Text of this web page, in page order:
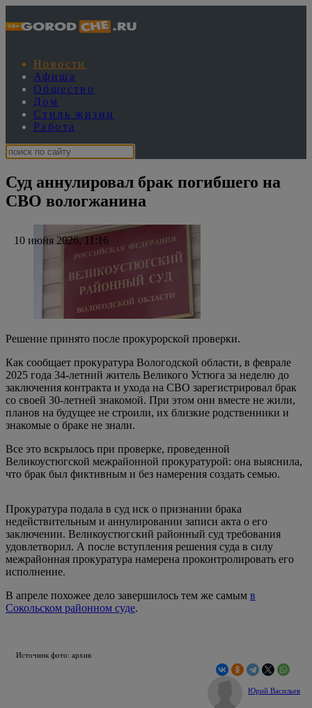
Новости
Афиша
Общество
Дом
Стиль жизни
Работа
Суд аннулировал брак погибшего на
СВО вологжанина
10 июня 2026, 11:16
Решение принято после прокурорской проверки.
Как сообщает прокуратура Вологодской области, в феврале
2025 года 34-летний житель Великого Устюга за неделю до
заключения контракта и ухода на СВО зарегистрировал брак
со своей 30-летней знакомой. При этом они вместе не жили,
планов на будущее не строили, их близкие родственники и
знакомые о браке не знали.
Все это вскрылось при проверке, проведенной
Великоустюгской межрайонной прокуратурой: она выяснила,
что брак был фиктивным и без намерения создать семью.
Прокуратура подала в суд иск о признании брака
недействительным и аннулировании записи акта о его
заключении. Великоустюгский районный суд требования
удовлетворил. А после вступления решения суда в силу
межрайонная прокуратура намерена проконтролировать его
исполнение.
В апреле похожее дело завершилось тем же самым в
Сокольском районном суде.
Источник фото: архив
Юрий Васильев